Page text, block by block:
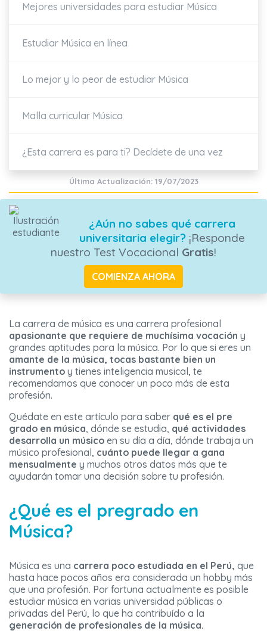
Mejores universidades para estudiar Música
Estudiar Música en línea
Lo mejor y lo peor de estudiar Música
Malla curricular Música
¿Esta carrera es para ti? Decídete de una vez
Última Actualización: 19/07/2023
¿Aún no sabes qué carrera
universitaria elegir?¡Responde
nuestro Test Vocacional Gratis!
COMIENZA AHORA
La carrera de música es una carrera profesional
apasionante que requiere de muchísima vocación y
grandes aptitudes para la música. Por lo que si eres un
amante de la música, tocas bastante bien un
instrumento y tienes inteligencia musical, te
recomendamos que conocer un poco más de esta
profesión.
Quédate en este artículo para saber qué es el pre
grado en música, dónde se estudia, qué actividades
desarrolla un músico en su día a día, dónde trabaja un
músico profesional, cuánto puede llegar a gana
mensualmente y muchos otros datos más que te
ayudarán tomar una decisión sobre tu profesión.
¿Qué es el pregrado en
Música?
Música es una carrera poco estudiada en el Perú, que
hasta hace pocos años era considerada un hobby más
que una profesión. Por fortuna actualmente es posible
estudiar música en varias universidad públicas o
privadas del Perú, lo que ha contribuído a la
generación de profesionales de la música.